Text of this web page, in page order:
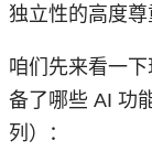
独立性的高度尊
咱们先来看一
备了哪些 AI 功
列）：